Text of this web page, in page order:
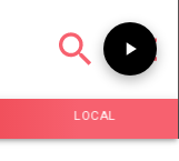
LOCAL